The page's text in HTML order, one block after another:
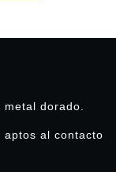
metal dorado.
aptos al contacto